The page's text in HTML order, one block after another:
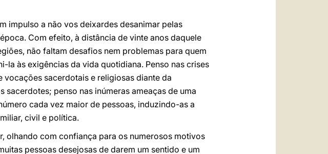
impulso a não vos deixardes desanimar pelas
Com efeito, à distância de vinte anos daquele
não faltam desafios nem problemas para quem
às exigências da vida quotidiana. Penso nas crises
vocações sacerdotais e religiosas diante da
penso nas inúmeras ameaças de uma
cada vez maior de pessoas, induzindo-as a
civil e política.
olhando com confiança para os numerosos motivos
pessoas desejosas de darem um sentido e um